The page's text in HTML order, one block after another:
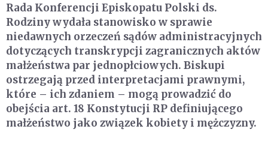
Rada Konferencji Episkopatu Polski ds.
Rodziny wydała stanowisko w sprawie
niedawnych orzeczeń sądów administracyjnych
dotyczących transkrypcji zagranicznych aktów
małżeństwa par jednopłciowych. Biskupi
ostrzegają przed interpretacjami prawnymi,
które – ich zdaniem – mogą prowadzić do
obejścia art. 18 Konstytucji RP definiującego
małżeństwo jako związek kobiety i mężczyzny.